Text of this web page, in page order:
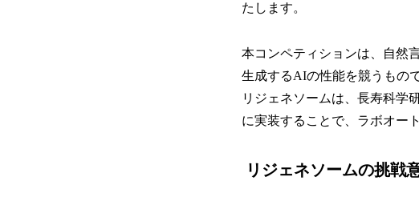
たします。
本コンペティションは、自然
生成するAIの性能を競うもの
リジェネソームは、長寿科学
に実装することで、ラボオー
リジェネソームの挑戦